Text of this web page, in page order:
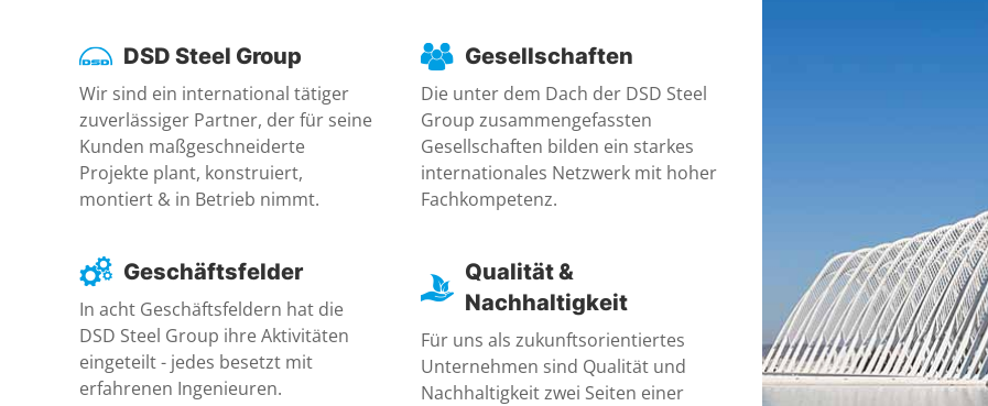
DSD Steel Group
Wir sind ein international tätiger
zuverlässiger Partner, der für seine
Kunden maßgeschneiderte
Projekte plant, konstruiert,
montiert & in Betrieb nimmt.
Gesellschaften
Die unter dem Dach der DSD Steel
Group zusammengefassten
Gesellschaften bilden ein starkes
internationales Netzwerk mit hoher
Fachkompetenz.
Geschäftsfelder
In acht Geschäftsfeldern hat die
DSD Steel Group ihre Aktivitäten
eingeteilt - jedes besetzt mit
erfahrenen Ingenieuren.
Qualität &
Nachhaltigkeit
Für uns als zukunftsorientiertes
Unternehmen sind Qualität und
Nachhaltigkeit zwei Seiten einer